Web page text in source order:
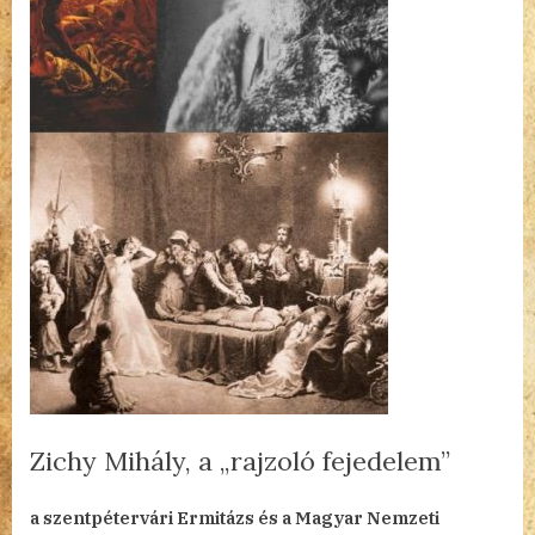
Zichy Mihály, a „rajzoló fejedelem”
on
Mihály,
a szentpétervári Ermitázs és a Magyar Nemzeti